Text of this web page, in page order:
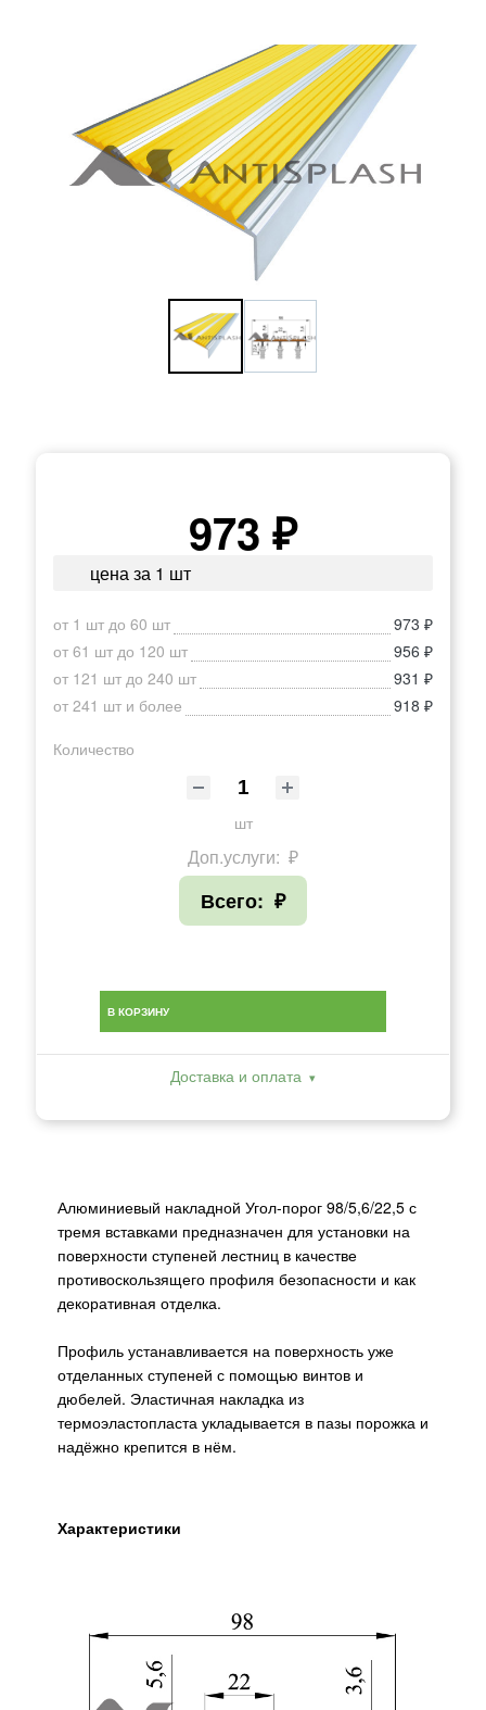
973 ₽
цена за 1 шт
от 1 шт до 60 шт
973 ₽
от 61 шт до 120 шт
956 ₽
от 121 шт до 240 шт
931 ₽
от 241 шт и более
918 ₽
Количество
шт
Доп.услуги: ₽
Всего: ₽
В КОРЗИНУ
Доставка и оплата
Алюминиевый накладной Угол-порог 98/5,6/22,5 с
тремя вставками предназначен для установки на
поверхности ступеней лестниц в качестве
противоскользящего профиля безопасности и как
декоративная отделка.
Профиль устанавливается на поверхность уже
отделанных ступеней с помощью винтов и
дюбелей. Эластичная накладка из
термоэластопласта укладывается в пазы порожка и
надёжно крепится в нём.
Характеристики